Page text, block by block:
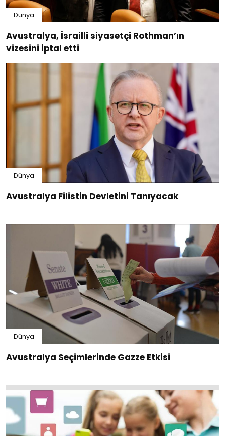
Dünya
Avustralya, İsrailli siyasetçi Rothman’ın
vizesini iptal etti
Dünya
Avustralya Filistin Devletini Tanıyacak
Dünya
Avustralya Seçimlerinde Gazze Etkisi